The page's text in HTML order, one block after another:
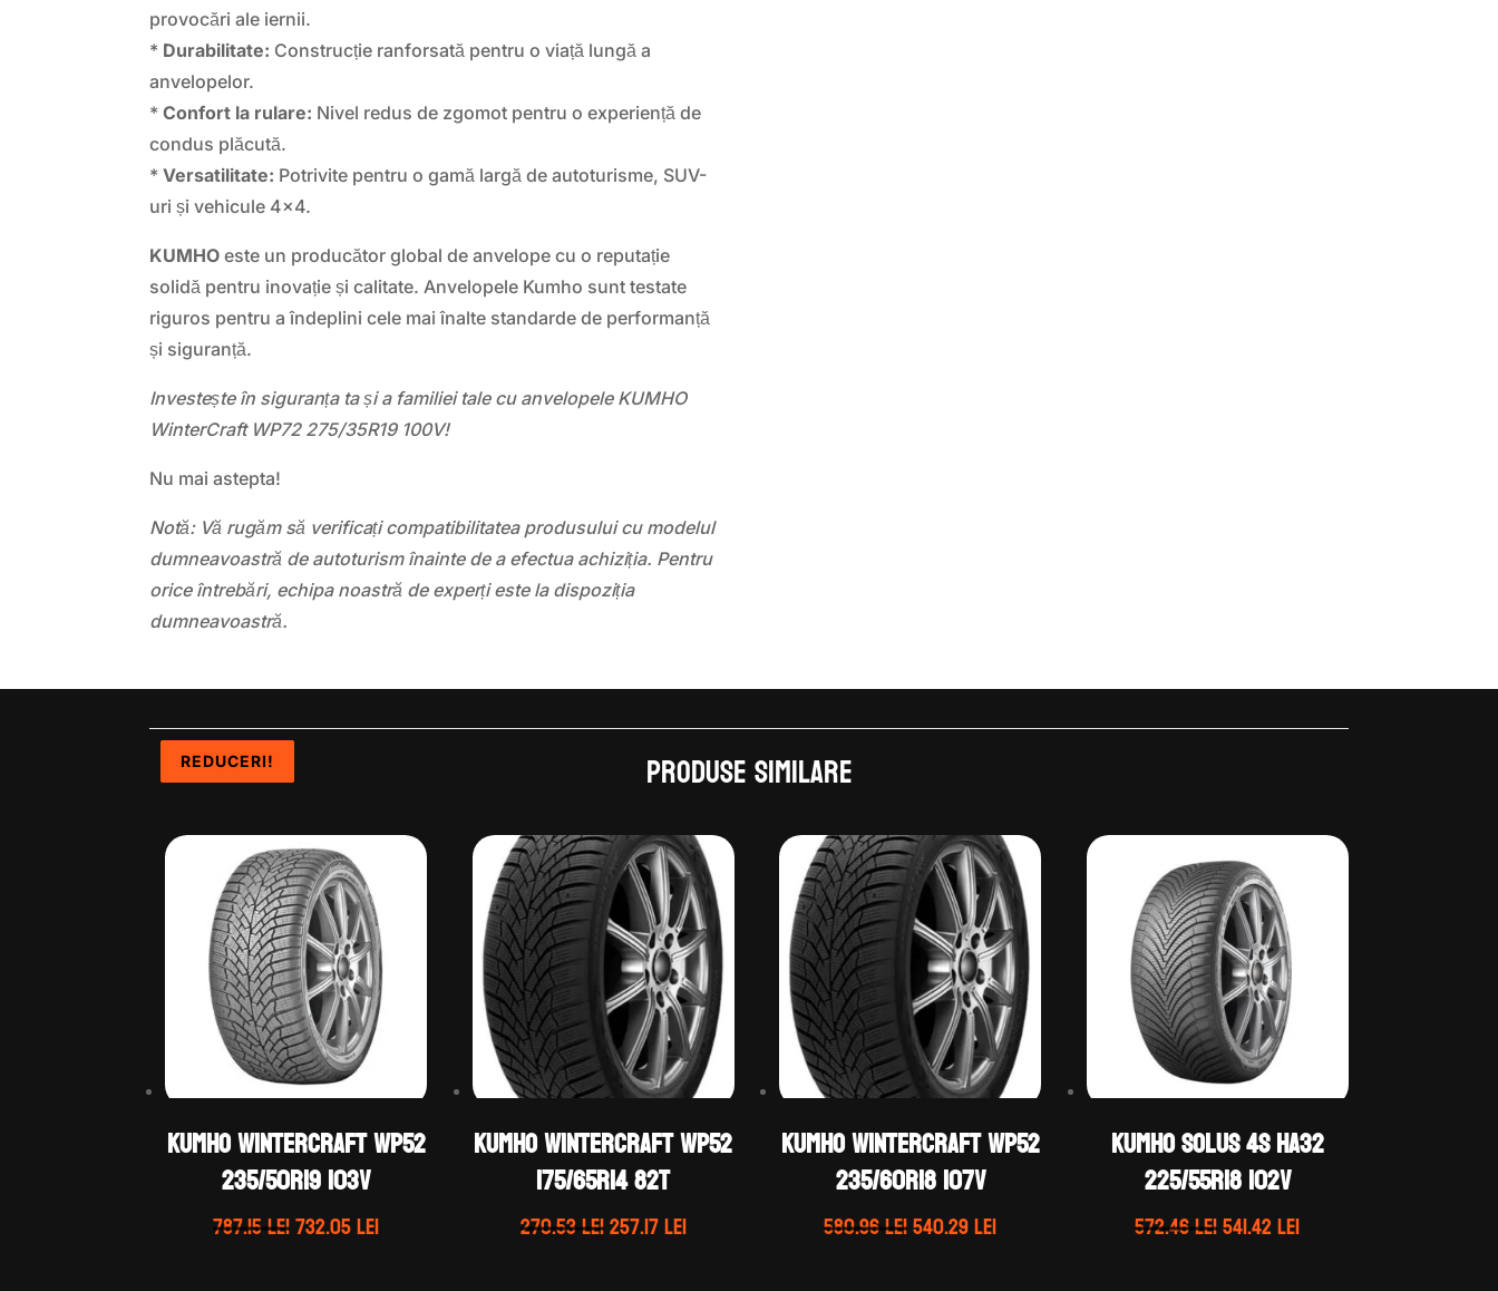
provocări ale iernii.
* Durabilitate: Construcție ranforsată pentru o viață lungă a
anvelopelor.
*Confort la rulare: Nivel redus de zgomot pentru o experiență de
condus plăcută.
*Versatilitate: Potrivite pentru o gamă largă de autoturisme, SUV-
uri și vehicule 4×4.
KUMHO este un producător global de anvelope cu o reputație
solidă pentru inovație și calitate. Anvelopele Kumho sunt testate
riguros pentru a îndeplini cele mai înalte standarde de performanță
și siguranță.
Investește în siguranța ta și a familiei tale cu anvelopele KUMHO
WinterCraft WP72 275/35R19 100V!
Nu mai astepta!
Notă: Vă rugăm să verificați compatibilitatea produsului cu modelul
dumneavoastră de autoturism înainte de a efectua achiziția. Pentru
orice întrebări, echipa noastră de experți este la dispoziția
dumneavoastră.
Produse similare
REDUCERI!
Kumho WINTERCRAFT WP52
235/50R19 103V
787.15leiPrețul
732.05leiPrețul
REDUCERI!
Kumho WINTERCRAFT WP52
175/65R14 82T
270.53leiPrețul
257.17leiPrețul
REDUCERI!
Kumho WINTERCRAFT WP52
235/60R18 107V
580.96leiPrețul
540.29leiPrețul
REDUCERI!
Kumho SOLUS 4S HA32
225/55R18 102V
572.46leiPrețul
541.42leiPrețul